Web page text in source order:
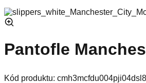
Pantofle
Kód produktu: